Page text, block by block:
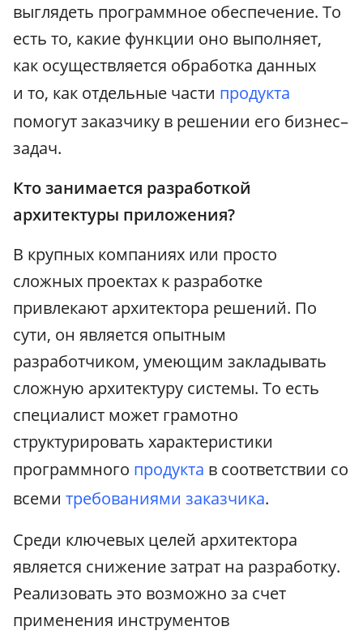
выглядеть программное обеспечение. То
есть то, какие функции оно выполняет,
как осуществляется обработка данных
и то, как отдельные части продукта
помогут заказчику в решении его бизнес–
задач.
Кто занимается разработкой
архитектуры приложения?
В крупных компаниях или просто
сложных проектах к разработке
привлекают архитектора решений. По
сути, он является опытным
разработчиком, умеющим закладывать
сложную архитектуру системы. То есть
специалист может грамотно
структурировать характеристики
программного продукта в соответствии со
всеми требованиями заказчика.
Среди ключевых целей архитектора
является снижение затрат на разработку.
Реализовать это возможно за счет
применения инструментов